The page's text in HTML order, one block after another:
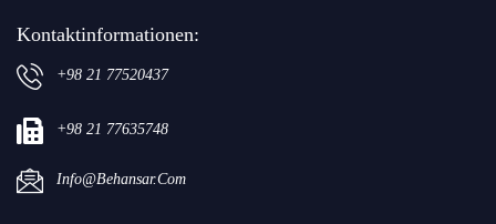
Kontaktinformationen:
+98 21 77520437
+98 21 77635748
Info@behansar.com